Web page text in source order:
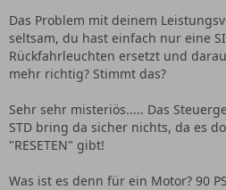
Das Problem mit deinem
seltsam, du hast einfach nur eine
Rückfahrleuchten ersetzt und
mehr richtig? Stimmt das?
Sehr sehr misteriös..... Das
STD bring da sicher nichts, da es
"RESETEN" gibt!
Was ist es denn für ein Motor? 90